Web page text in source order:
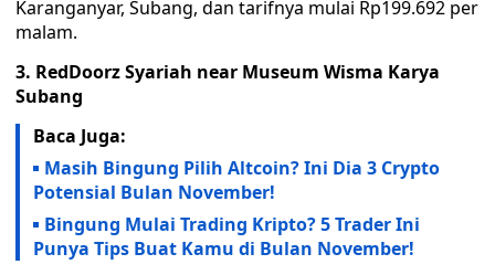
Karanganyar, Subang, dan tarifnya mulai Rp199.692 per
malam.
3. RedDoorz Syariah near Museum Wisma Karya
Subang
Baca Juga:
Masih Bingung Pilih Altcoin? Ini Dia 3 Crypto
Potensial Bulan November!
Bingung Mulai Trading Kripto? 5 Trader Ini
Punya Tips Buat Kamu di Bulan November!